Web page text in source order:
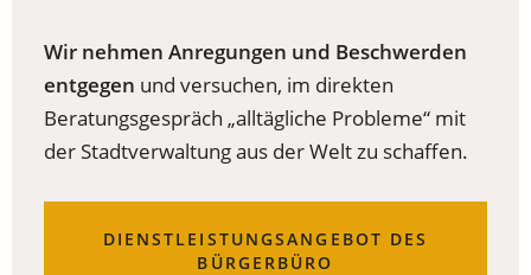
Wir nehmen Anregungen und Beschwerden
entgegen und versuchen, im direkten
Beratungsgespräch „alltägliche Probleme“ mit
der Stadtverwaltung aus der Welt zu schaffen.
DIENSTLEISTUNGSANGEBOT DES
BÜRGERBÜRO